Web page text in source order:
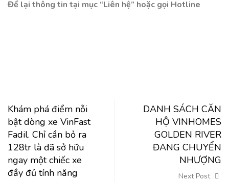
Để lại thông tin tại mục “Liên hệ” hoặc gọi Hotline
Khám phá điểm nỗi
bật dòng xe VinFast
Fadil. Chỉ cần bỏ ra
128tr là đã sở hữu
ngay một chiếc xe
đầy đủ tính năng
DANH SÁCH CĂN
HỘ VINHOMES
GOLDEN RIVER
ĐANG CHUYỂN
NHƯỢNG
Next Post